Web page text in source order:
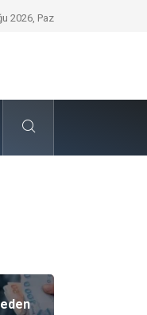
Chip Satışı: Dijital Masa
2026, Paz